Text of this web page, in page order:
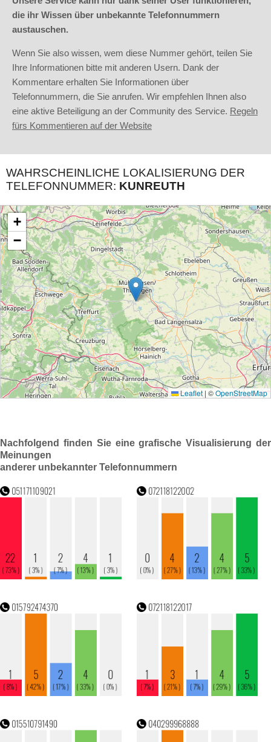
die ihr Wissen über unbekannte Telefonnummern
austauschen.
Wenn Sie also wissen, wem diese Nummer gehört, teilen Sie
Ihre Informationen bitte mit anderen Usern. Dank der
Kommentare erhalten Sie Informationen über
Telefonnummern, die Sie anrufen. Wir empfehlen Ihnen also
eine aktive Beteiligung an der Community des Service. Regeln
fürs Kommentieren auf der Website
WAHRSCHEINLICHE LOKALISIERUNG DER
TELEFONNUMMER: KUNREUTH
Nachfolgend finden Sie eine grafische Visualisierung der
Meinungen
anderer unbekannter Telefonnummern